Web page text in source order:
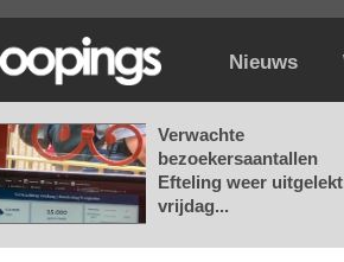
Nieuws
Verwachte
bezoekersaantallen
Efteling weer
vrijdag...